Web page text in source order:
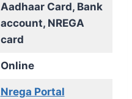
Aadhaar Card, Bank
account, NREGA
card
Online
Nrega Portal